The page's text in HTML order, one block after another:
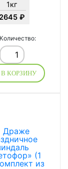
1кг
2645 ₽
Количество:
В КОРЗИНУ